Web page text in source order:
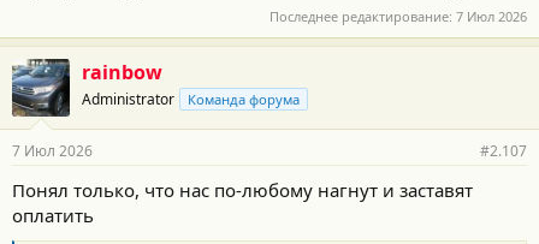
Последнее редактирование: 7 Июл 2026
rainbow
Administrator Команда форума
7 Июл 2026 #2.107
Понял только, что нас по-любому нагнут и заставят
оплатить